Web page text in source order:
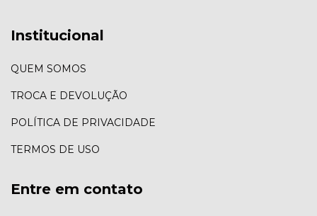
Institucional
QUEM SOMOS
TROCA E DEVOLUÇÃO
POLÍTICA DE PRIVACIDADE
TERMOS DE USO
Entre em contato